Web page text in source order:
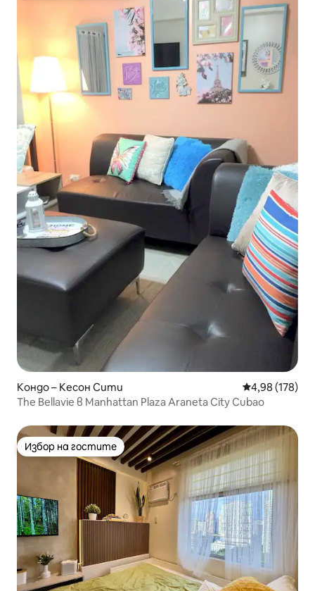
Кондо – Кесон Сити Средна
4,98 (178)
The Bellavie в Manhattan Plaza Araneta City Cubao
Избор на гостите
Избор на гостите